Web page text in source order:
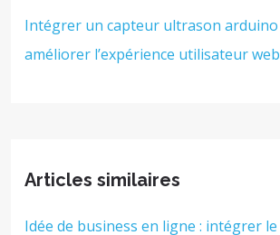
Intégrer un capteur ultrason
améliorer l’expérience utilisateur web
Articles similaires
Idée de business en ligne : intégrer le